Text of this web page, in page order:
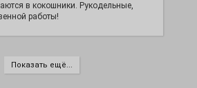
в кокошники. Рукодельные,
работы!
Показать ещё...